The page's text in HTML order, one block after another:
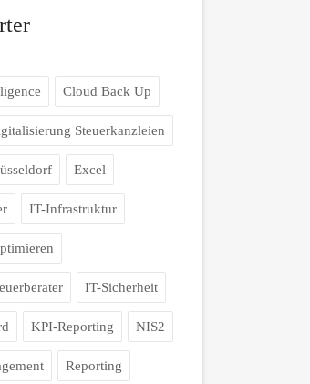
Cloud Back Up
Steuerkanzleien
Excel
IT-Infrastruktur
IT-Sicherheit
KPI-Reporting NIS2
Reporting